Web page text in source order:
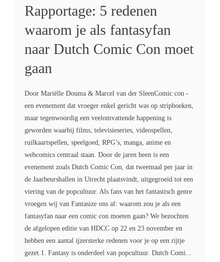
Rapportage: 5 redenen
waarom je als fantasyfan
naar Dutch Comic Con moet
gaan
Door Mariëlle Douma & Marcel van der SleenComic con -
een evenement dat vroeger enkel gericht was op stripboeken,
maar tegenwoordig een veelomvattende happening is
geworden waarbij films, televisieseries, videospellen,
ruilkaartspellen, speelgoed, RPG’s, manga, anime en
webcomics centraal staan. Door de jaren heen is een
evenement zoals Dutch Comic Con, dat tweemaal per jaar in
de Jaarbeurshallen in Utrecht plaatsvindt, uitgegroeid tot een
viering van de popcultuur. Als fans van het fantastisch genre
vroegen wij van Fantasize ons af: waarom zou je als een
fantasyfan naar een comic con moeten gaan? We bezochten
de afgelopen editie van HDCC op 22 en 23 november en
hebben een aantal ijzersterke redenen voor je op een rijtje
gezet.1. Fantasy is onderdeel van popcultuur. Dutch Comi...